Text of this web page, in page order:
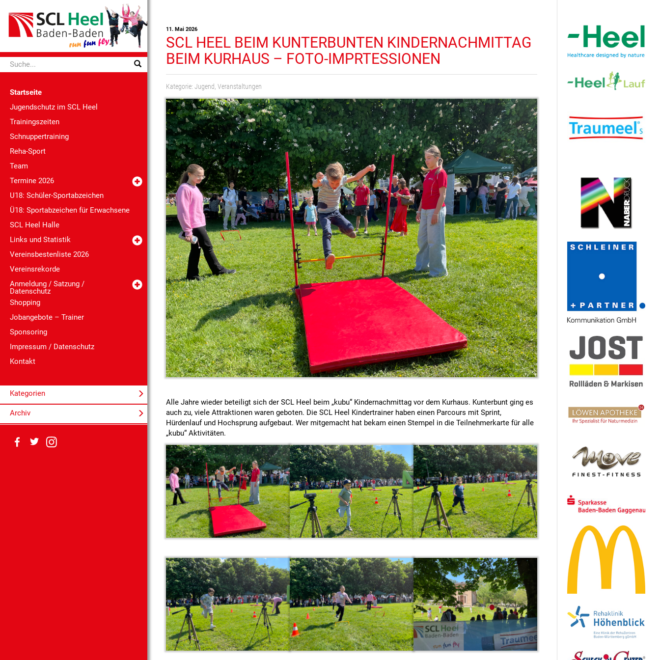
Startseite
Jugendschutz im SCL Heel
Trainingszeiten
Schnuppertraining
Reha-Sport
Team
Termine 2026
U18: Schüler-Sportabzeichen
Ü18: Sportabzeichen für Erwachsene
SCL Heel Halle
Links und Statistik
Vereinsbestenliste 2026
Vereinsrekorde
Anmeldung / Satzung /
Datenschutz
Shopping
Jobangebote – Trainer
Sponsoring
Impressum / Datenschutz
Kontakt
Kategorien
Archiv
11. Mai 2026
SCL HEEL BEIM KUNTERBUNTEN KINDERNACHMITTAG
BEIM KURHAUS – FOTO-IMPRTESSIONEN
Kategorie: Jugend, Veranstaltungen
Alle Jahre wieder beteiligt sich der SCL Heel beim „kubu“ Kindernachmittag vor dem Kurhaus. Kunterbunt ging es
auch zu, viele Attraktionen waren geboten. Die SCL Heel Kindertrainer haben einen Parcours mit Sprint,
Hürdenlauf und Hochsprung aufgebaut. Wer mitgemacht hat bekam einen Stempel in die Teilnehmerkarte für alle
„kubu“ Aktivitäten.